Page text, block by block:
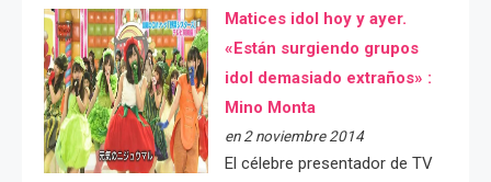
Matices idol hoy y ayer.
«Están surgiendo grupos
idol demasiado extraños» :
Mino Monta
en 2 noviembre 2014
El célebre presentador de TV